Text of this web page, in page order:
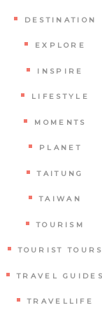
DESTINATION
EXPLORE
INSPIRE
LIFESTYLE
MOMENTS
PLANET
TAITUNG
TAIWAN
TOURISM
TOURIST TOURS
TRAVEL GUIDES
TRAVELLIFE